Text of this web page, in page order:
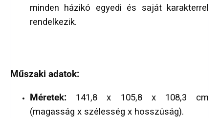
minden házikó egyedi és saját karakterrel
rendelkezik.
Műszaki adatok:
Méretek: 141,8 x 105,8 x 108,3 cm
(magasság x szélesség x hosszúság).